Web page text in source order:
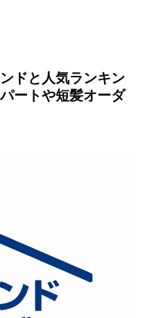
ドと人気ランキン
ートや短髪オーダ